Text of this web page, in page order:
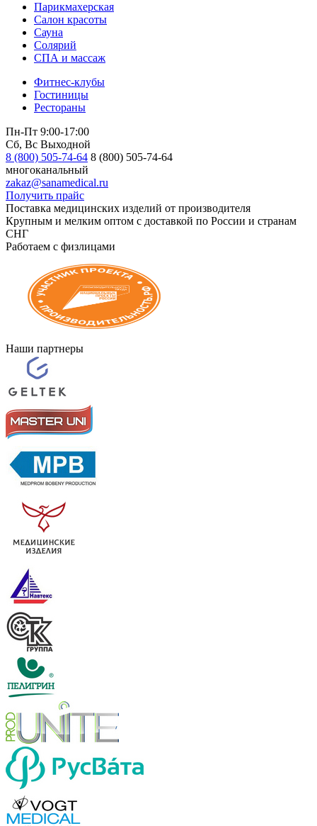
Парикмахерская
Салон красоты
Сауна
Солярий
СПА и массаж
Фитнес-клубы
Гостиницы
Рестораны
Пн-Пт 9:00-17:00
Сб, Вс Выходной
8 (800) 505-74-64 8 (800) 505-74-64
многоканальный
zakaz@sanamedical.ru
Получить прайс
Поставка медицинских изделий от производителя
Крупным и мелким оптом с доставкой по России и странам
СНГ
Работаем с физлицами
Наши партнеры